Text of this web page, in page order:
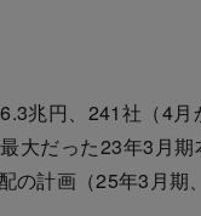
兆円、241社（4
大だった23年3月
計画（25年3月期